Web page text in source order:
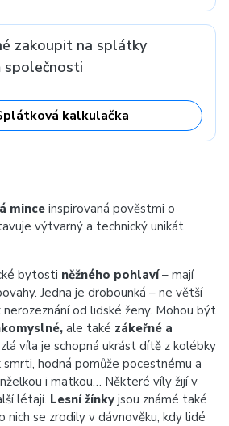
zakoupit na splátky
kalkulačka
mince inspirovaná pověstmi o
výtvarný a technický unikát
bytosti něžného pohlaví– mají
Jedna je drobounká – ne větší
nerozeznání od lidské ženy. Mohou být
ale také zákeřné a
víla je schopná ukrást dítě z kolébky
hodná pomůže pocestnému a
i matkou… Některé víly žijí v
létají. Lesní žínky jsou známé také
nich se zrodily v dávnověku, kdy lidé